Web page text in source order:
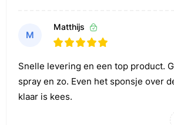
M
Matthijs
Snelle levering en een top product.
spray en zo. Even het sponsje over
klaar is kees.